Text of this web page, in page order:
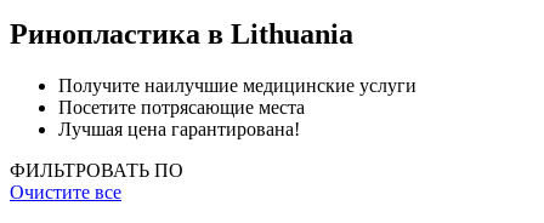
Ринопластика в Lithuania
Получите наилучшие медицинские услуги
Посетите потрясающие места
Лучшая цена гарантирована!
ФИЛЬТРОВАТЬ ПО
Очистите все